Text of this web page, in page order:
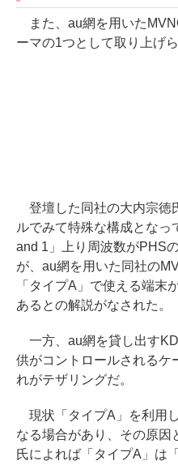
また、au網を用いた
ーマの1つとして取り上げら
登壇した同社の大内宗徳
ルでみて特殊な構成となっ
and 1」上り周波数がPHS
が、au網を用いた同社の
「タイプA」で使える端末
あるとの解説がなされた。
一方、au網を貸し出す
供がコントロールされるケ
れがテザリングだ。
現状「タイプA」を利用
なる場合があり、その原因
氏によれば「タイプA」は